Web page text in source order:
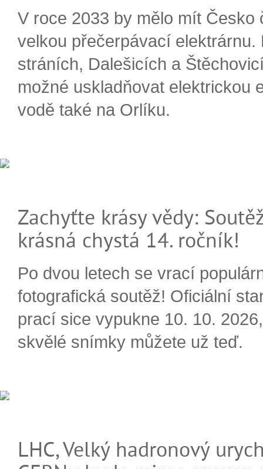
V roce 2033 by mělo mít Česko
velkou přečerpávací elektrárnu.
stráních, Dalešicích a
možné uskladňovat elektrickou
vodě také na Orlíku.
Zachyťte krásy vědy:
krásná chystá 14. ročník!
Po dvou letech se vrací
fotografická soutěž! Oficiální
prací sice vypukne 10. 10.
skvělé snímky můžete už teď.
LHC, Velký hadronový